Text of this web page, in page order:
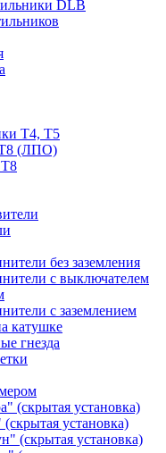
DLB
T4, T5
Т8 (ЛПО)
без заземления
с выключателем
с заземлением
катушке
гнезда
(скрытая установка)
установка)
(скрытая установка)